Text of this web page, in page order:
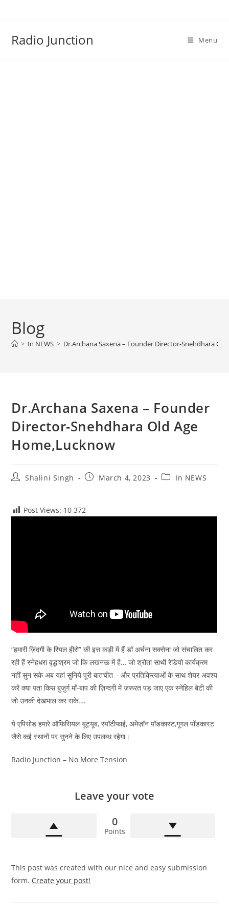
Radio Junction Menu
Blog
> In NEWS > Dr.Archana Saxena – Founder Director-Snehdhara
Dr.Archana Saxena – Founder
Director-Snehdhara Old Age
Home,Lucknow
PostShalini Singh
PostMarch 4, 2023
PostIn NEWS
Post Views: 10 372
“हमारी ज़िंदगी के रियल हीरो” की इस कड़ी में हैं डॉ अर्चना सक्सेना जो संचालित कर
रही हैं स्नेहधरा वृद्धाश्रम जो कि लखनऊ में है… जो श्रोता साथी रेडियो कार्यक्रम
नहीं सुन सके अब यहां सुनिये पूरी बातचीत – और प्रतिक्रियाओं के साथ शेयर अवश्य
करें क्या पता किस बुजुर्ग माँ-बाप की ज़िन्दगी में ज़रूरत पड़ जाए एक स्नेहिल बेटी की
जो उनकी देखभाल कर सके….
ये एपिसोड हमारे ऑफिसियल यूट्यूब, स्पॉटीफाई, अमेज़ॉन पॉडकास्ट,गूगल पॉडकास्ट
जैसे कई स्थानों पर सुनने के लिए उपलब्ध रहेगा।
Radio Junction – No More Tension
Leave your vote
0
Points
This post was created with our nice and easy submission
form. Create your post!